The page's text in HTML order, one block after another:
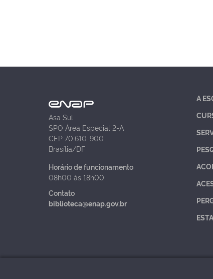
Asa Sul
SPO Área Especial 2-A
CEP 70.610-900
Brasília/DF
Horário de funcionamento
08h00 às 18h00
Contato
biblioteca@enap.gov.br
A